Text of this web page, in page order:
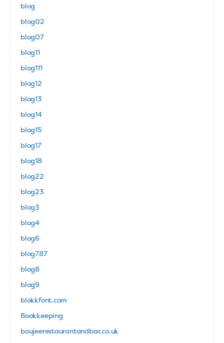
blog
blog02
blog07
blog11
blog111
blog12
blog13
blog14
blog15
blog17
blog18
blog22
blog23
blog3
blog4
blog6
blog787
blog8
blog9
blokkfont.com
Bookkeeping
boujeerestaurantandbar.co.uk